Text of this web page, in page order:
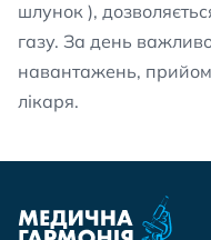
шлунок ),
газу. За день
навантажень, прийом
лікаря.